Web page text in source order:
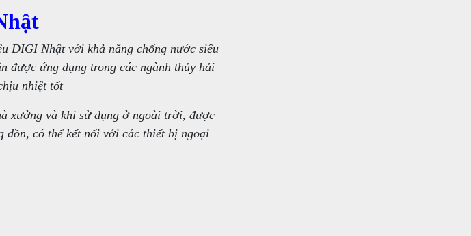
DIGI Nhật với khả năng chống nước siêu
được ứng dụng trong các ngành thủy hải
nhiệt tốt
xưởng và khi sử dụng ở ngoài trời, được
có thể kết nối với các thiết bị ngoại